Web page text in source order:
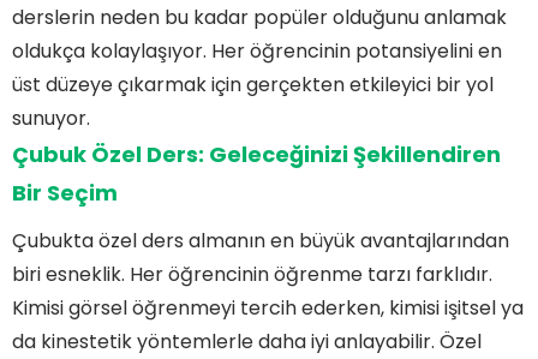
derslerin neden bu kadar popüler olduğunu anlamak
oldukça kolaylaşıyor. Her öğrencinin potansiyelini en
üst düzeye çıkarmak için gerçekten etkileyici bir yol
sunuyor.
Çubuk Özel Ders: Geleceğinizi Şekillendiren
Bir Seçim
Çubukta özel ders almanın en büyük avantajlarından
biri esneklik. Her öğrencinin öğrenme tarzı farklıdır.
Kimisi görsel öğrenmeyi tercih ederken, kimisi işitsel ya
da kinestetik yöntemlerle daha iyi anlayabilir. Özel